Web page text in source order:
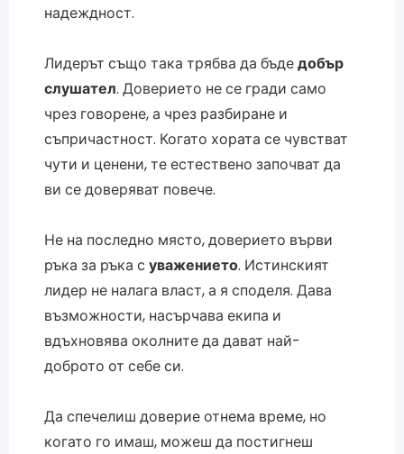
надеждност.
Лидерът също така трябва да бъдедобър
слушател. Доверието не се гради само
чрез говорене, а чрез разбиране и
съпричастност. Когато хората се чувстват
чути и ценени, те естествено започват да
ви се доверяват повече.
Не на последно място, доверието върви
ръка за ръка с уважението. Истинският
лидер не налага власт, а я споделя. Дава
възможности, насърчава екипа и
вдъхновява околните да дават най-
доброто от себе си.
Да спечелиш доверие отнема време, но
когато го имаш, можеш да постигнеш